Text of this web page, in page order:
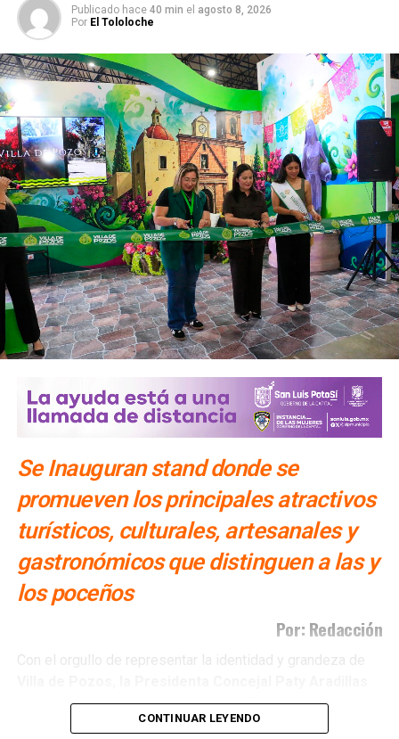
También lee: Diputada de SLP pide cámaras y botones de
pánico en el Tangamanga
TANGAMANGA
SIGUIENTE
Balean a alcalde de Astacinga, Veracruz; se
encuentra gravemente herido
NO TE PIERDAS
Diputada de SLP pide cámaras y botones de pánico
en el Tangamanga
Publicado hace 40 min el agosto 8, 2026
Por El Tololoche
Se Inauguran stand donde se
promueven los principales atractivos
turísticos, culturales, artesanales y
gastronómicos que distinguen a las y
los poceños
Por: Redacción
Con el orgullo de representar la identidad y grandeza de
inauguró el stand del municipio enla Feria Nacional
Potosina (Fenapo) 2026, la feria más grande de
CONTINUAR LEYENDO